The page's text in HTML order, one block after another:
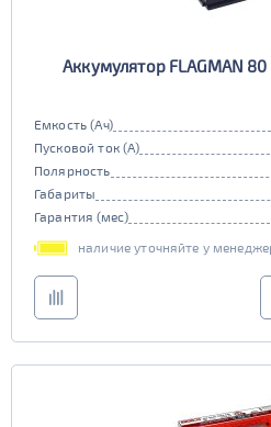
Аккумулятор FLAGMAN
Емкость (Ач)
Пусковой ток (А)
Полярность
Габариты
Гарантия (мес)
наличие уточняйте у